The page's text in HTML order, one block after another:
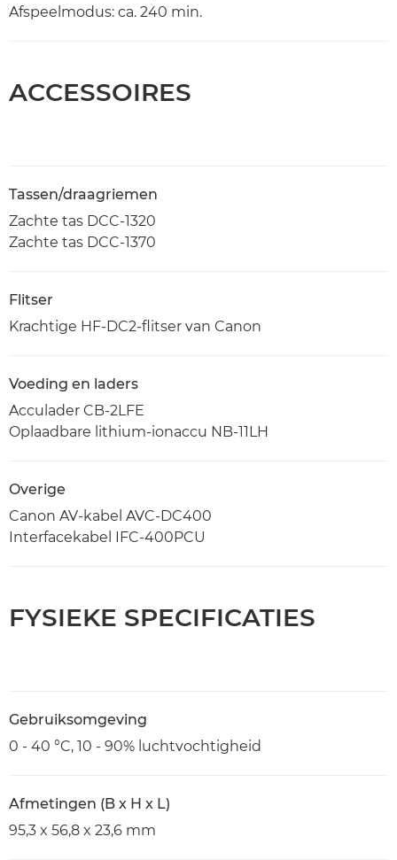
Afspeelmodus: ca. 240 min.
ACCESSOIRES
Tassen/draagriemen
Zachte tas DCC-1320
Zachte tas DCC-1370
Flitser
Krachtige HF-DC2-flitser van Canon
Voeding en laders
Acculader CB-2LFE
Oplaadbare lithium-ionaccu NB-11LH
Overige
Canon AV-kabel AVC-DC400
Interfacekabel IFC-400PCU
FYSIEKE SPECIFICATIES
Gebruiksomgeving
0 - 40 °C, 10 - 90% luchtvochtigheid
Afmetingen (B x H x L)
95,3 x 56,8 x 23,6 mm